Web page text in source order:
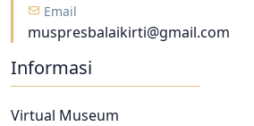
Email
muspresbalaikirti@gmail.com
Informasi
Virtual Museum